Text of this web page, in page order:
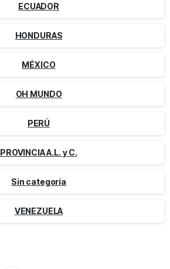
ECUADOR
HONDURAS
MÉXICO
OH MUNDO
PERÚ
PROVINCIA A.L. y C.
Sin categoría
VENEZUELA